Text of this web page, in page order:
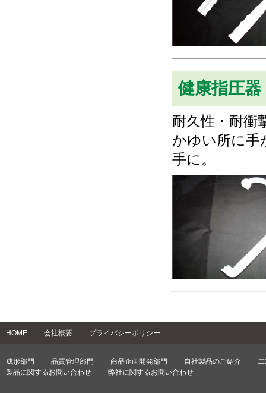
健康指圧器
耐久性・耐衝
かゆい所に手
手に。
HOME 会社概要 プライバシーポリシー
成形部門 品質管理部門 商品企画開発部門 自社製品のご紹介
製品に関するお問い合わせ
弊社に関するお問い合わせ